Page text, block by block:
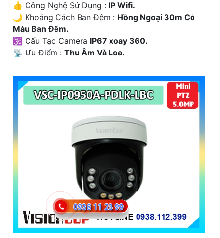
👍 Công Nghệ Sử Dụng : IP Wifi.
🌙 Khoảng Cách Ban Đêm : Hồng Ngoại 30m Có
Màu Ban Ðêm.
🕉️ Cấu Tạo Camera IP67 xoay 360.
️📡 Ưu Điểm : Thu Âm Và Loa.